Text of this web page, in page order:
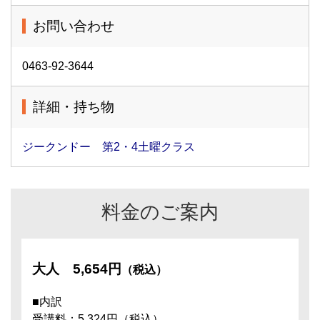
お問い合わせ
0463-92-3644
詳細・持ち物
ジークンドー 第2・4土曜クラス
料金のご案内
大人 5,654円 （税込）
■内訳